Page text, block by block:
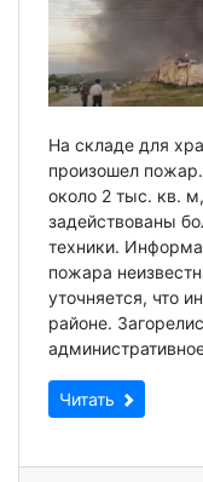
На складе для
произошел
около 2 тыс. кв.
задействованы
техники.
пожара
уточняется, что
районе.
Читать